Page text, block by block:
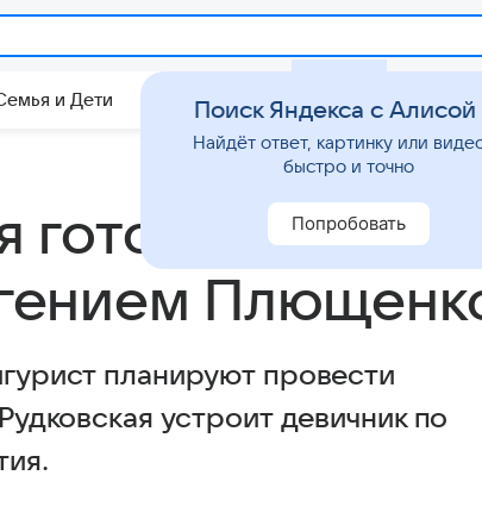
и Дети Гороскопы Стиль жизни
готовится к
планируют провести
устроит девичник по
Поиск Яндекса с Алисой
Найдёт ответ, картинку или
быстро и точно
Попробовать